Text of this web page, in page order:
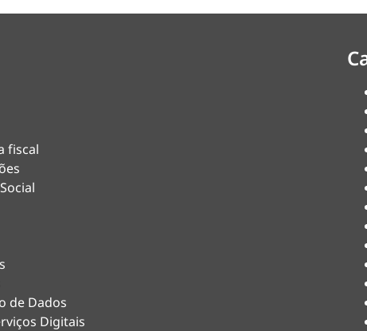
fiscal
de Dados
Digitais